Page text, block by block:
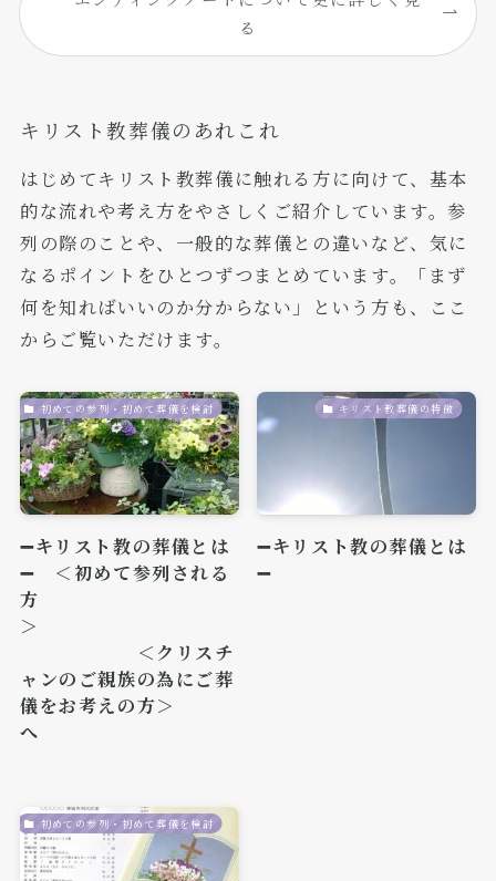
る
キリスト教葬儀のあれこれ
はじめてキリスト教葬儀に触れる方に向けて、基本
的な流れや考え方をやさしくご紹介しています。参
列の際のことや、一般的な葬儀との違いなど、気に
なるポイントをひとつずつまとめています。「まず
何を知ればいいのか分からない」という方も、ここ
からご覧いただけます。
初めての参列・初めて葬儀を検討
➖キリスト教の葬儀とは
➖ ＜初めて参列される
方
＞
＜クリスチ
ャンのご親族の為にご葬
儀をお考えの方＞
へ
キリスト教葬儀の特徴
➖キリスト教の葬儀とは
➖
初めての参列・初めて葬儀を検討